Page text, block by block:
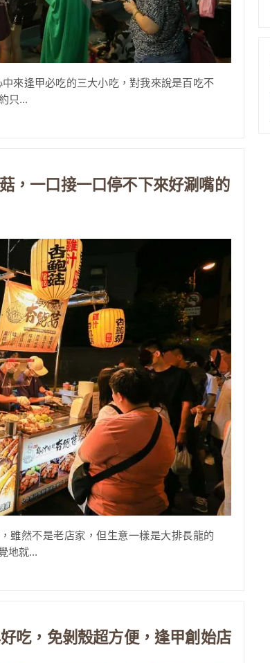
來逢甲必吃的三大小吃，對我來說是百吃不
只...
，一口接一口停不下來好涮嘴的
雖然不是老店家，但生意一樣是大排長龍的
地就...
吃，免剝殼超方便，逢甲創始店